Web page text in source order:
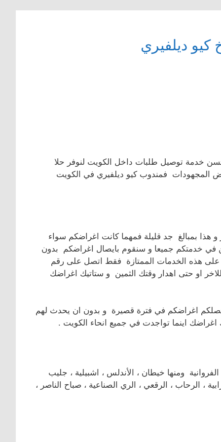
ديلفيري
خدمة توصيل طلبات داخل الكويت لنوفر حلا
المجهودات فمندوب كيو ديلفيري في الكويت
بمبالغ جد قليلة فمهما كانت اغراضكم سواء
في خدمتكم جميعا و سنقوم بايصال اغراضكم بدون
هذه الخدمات الممتازة فقط اتصل على رقم
او حتى اهدار وقتك الثمين و ستاتيك اغراضك
ستصلكم اغراضكم في فترة قصيرة و بدون ان يحدث لهم
اينما تواجدت في جميع انحاء الكويت .
ومنها خيطان ، الأندلس ، اشبيلية ، جليب
، الرحاب ، الرقعي ، الري الصناعية ، صباح الناصر ،